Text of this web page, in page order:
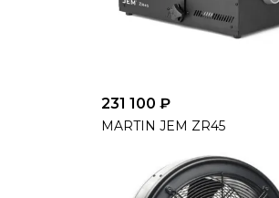
231 100 ₽
MARTIN JEM ZR45